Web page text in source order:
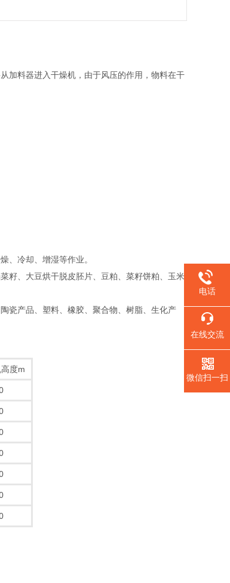
加料器进入干燥机，由于风压的作用，物料在干
、冷却、增湿等作业‌。
籽、大豆烘干脱皮胚片、豆粕、菜籽饼粕、玉米
瓷产品、塑料、橡胶、聚合物、树脂、生化产
度m
电话
在线交流
微信扫一扫